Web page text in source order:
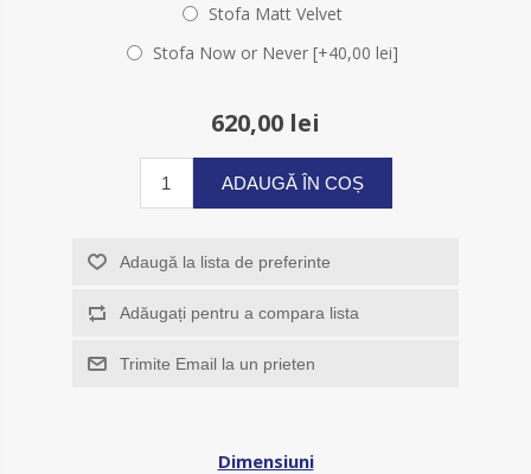
Stofa Matt Velvet
Stofa Now or Never [+40,00 lei]
620,00 lei
ADAUGĂ ÎN COȘ
Adaugă la lista de preferinte
Adăugați pentru a compara lista
Trimite Email la un prieten
Dimensiuni